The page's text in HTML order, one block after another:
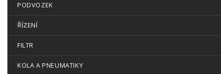
PODVOZEK
ŘÍZENÍ
FILTR
KOLA A PNEUMATIKY